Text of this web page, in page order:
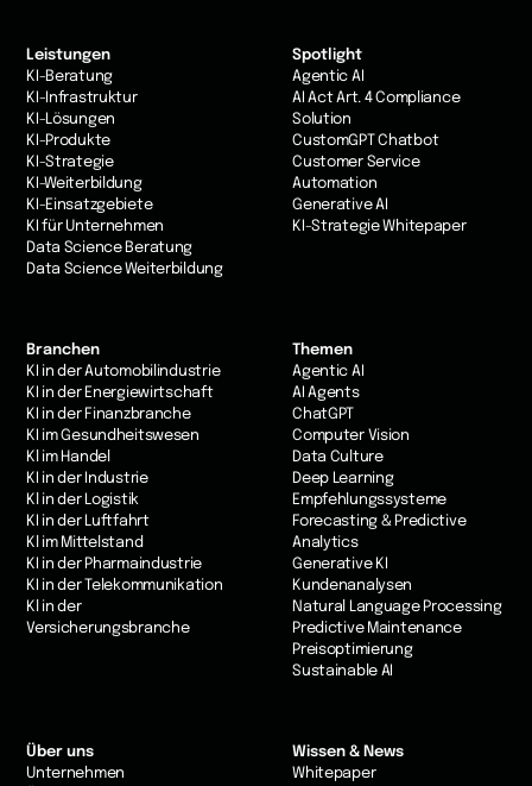
Leistungen
KI-Beratung
KI-Infrastruktur
KI-Lösungen
KI-Produkte
KI-Strategie
KI-Weiterbildung
KI-Einsatzgebiete
KI für Unternehmen
Data Science Beratung
Data Science Weiterbildung
Branchen
KI in der Automobilindustrie
KI in der Energiewirtschaft
KI in der Finanzbranche
KI im Gesundheitswesen
Kl im Handel
KI in der Industrie
Kl in der Logistik
KI in der Luftfahrt
Kl im Mittelstand
KI in der Pharmaindustrie
KI in der Telekommunikation
Kl in der
Versicherungsbranche
Themen
Agentic AI
AI Agents
ChatGPT
Computer Vision
Data Culture
Deep Learning
Empfehlungssysteme
Forecasting & Predictive
Analytics
Generative KI
Kundenanalysen
Natural Language Processing
Predictive Maintenance
Preisoptimierung
Sustainable AI
Spotlight
Agentic AI
AI Act Art. 4 Compliance
Solution
CustomGPT Chatbot
Customer Service
Automation
Generative AI
KI-Strategie Whitepaper
Über uns
Unternehmen
Wissen & News
Whitepaper